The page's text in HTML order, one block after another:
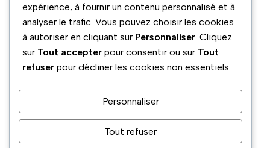
Téléphone Adresse
expérience, à fournir un contenu personnalisé et à
analyser le trafic. Vous pouvez choisir les cookies
à autoriser en cliquant sur Personnaliser . Cliquez
sur Tout accepter pour consentir ou sur Tout
refuser pour décliner les cookies non essentiels.
Personnaliser
Tout refuser